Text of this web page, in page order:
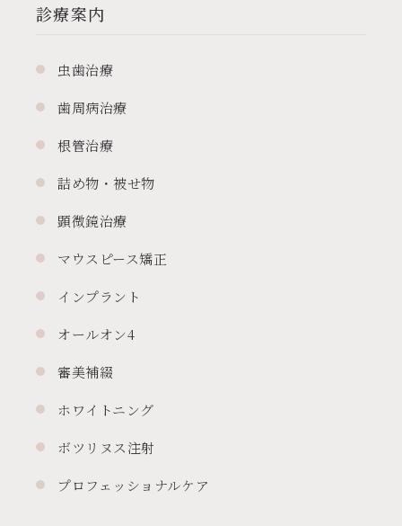
診療案内
虫歯治療
歯周病治療
根管治療
詰め物・被せ物
顕微鏡治療
マウスピース矯正
インプラント
オールオン4
審美補綴
ホワイトニング
ボツリヌス注射
プロフェッショナルケア